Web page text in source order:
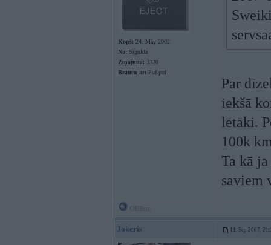
Kopš: 24. May 2002
No: Sigulda
Ziņojumi: 3320
Braucu ar: Puf-puf
Par
iekšā
lētāki.
100k
Ta kā
saviem
Jokeris 11. Sep 2007,